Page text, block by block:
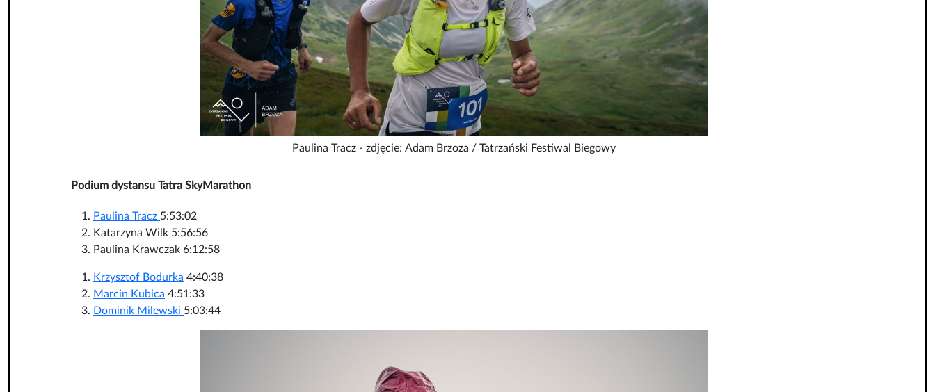
Paulina Tracz - zdjęcie: Adam Brzoza / Tatrzański Festiwal Biegowy
Podium dystansu Tatra SkyMarathon
Paulina Tracz 5:53:02
Katarzyna Wilk 5:56:56
Paulina Krawczak 6:12:58
Krzysztof Bodurka 4:40:38
Marcin Kubica 4:51:33
Dominik Milewski 5:03:44